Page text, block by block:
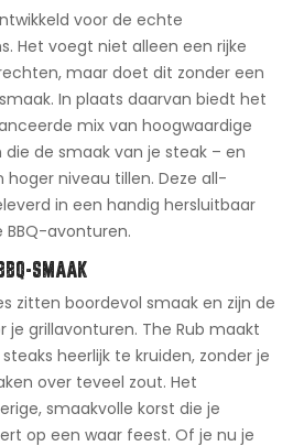
voor de echte
Het voegt niet alleen een rijke
maar doet dit zonder een
In plaats daarvan biedt het
mix van hoogwaardige
de smaak van je steak – en
niveau tillen. Deze all-
in een handig hersluitbaar
BBQ-avonturen.
SMAAK
zitten boordevol smaak en zijn de
grillavonturen. The Rub maakt
heerlijk te kruiden, zonder je
over teveel zout. Het
smaakvolle korst die je
op een waar feest. Of je nu je